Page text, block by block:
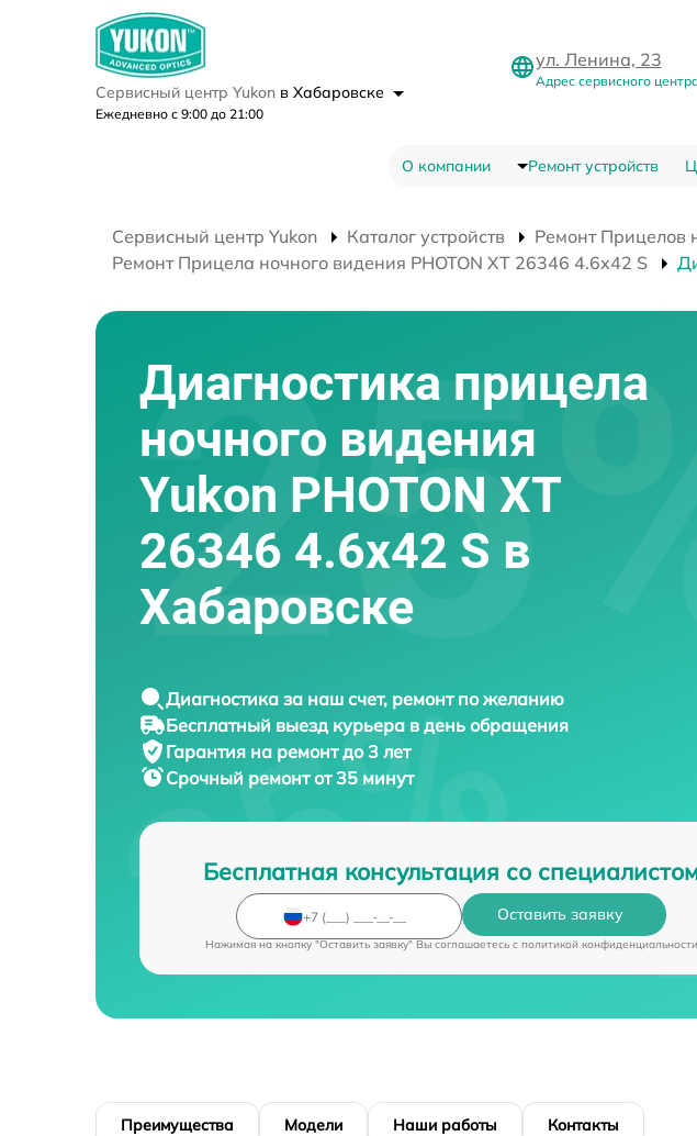
Сервисный центр Yukon в Хабаровске
Ежедневно с 9:00 до 21:00
ул. Ленина, 23
Адрес сервисного
О компании Ремонт устройств
Сервисный центр Yukon Каталог устройств
Ремонт Прицелов
Ремонт Прицела ночного видения PHOTON XT 26346 4.6x42 S
Диагностика прицела
ночного видения
Yukon PHOTON XT
26346 4.6x42 S в
Хабаровске
Диагностика за наш счет, ремонт по желанию
Бесплатный выезд курьера в день обращения
Гарантия на ремонт до 3 лет
Срочный ремонт от 35 минут
Бесплатная консультация со
Оставить заявку
Нажимая на кнопку "Оставить заявку" Вы соглашаетесь c политикой конфиденциальности
Преимущества Модели Наши работы Контакты